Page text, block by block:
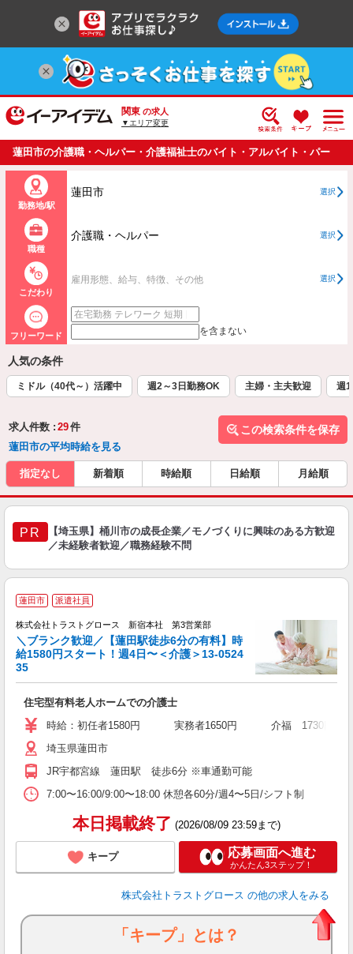
関東 の求人
▼エリア変更
蓮田市の介護職・ヘルパー・介護福祉士のバイト・アルバイト・パー
トの求人情報一覧
勤務地/駅
蓮田市 選択
職種
介護職・ヘルパー 選択
こだわり
雇用形態、給与、特徴、その他 選択
フリーワード を含まない
人気の条件
ミドル（40代～）活躍中 週2～3日勤務OK 主婦・主夫歓迎 週
求人件数 : 29件
蓮田市の平均時給を見る
この検索条件を保存
指定なし 新着順 時給順 日給順 月給順
PR
【埼玉県】桶川市の成長企業／モノづくりに興味のある方歓迎
／未経験者歓迎／職務経験不問
蓮田市 派遣社員
株式会社トラストグロース 新宿本社 第3営業部
＼ブランク歓迎／【蓮田駅徒歩6分の有料】時
給1580円スタート！週4日〜＜介護＞13-0524
35
住宅型有料老人ホームでの介護士
時給：初任者1580円 実務者1650円 介福 1730円
埼玉県蓮田市
JR宇都宮線 蓮田駅 徒歩6分 ※車通勤可能
7:00〜16:00/9:00〜18:00 休憩各60分/週4〜5日/シフト制
本日掲載終了 (2026/08/09 23:59まで)
キープ 応募画面へ進む
かんたん3ステップ！
株式会社トラストグロース の他の求人をみる
「キープ」とは？